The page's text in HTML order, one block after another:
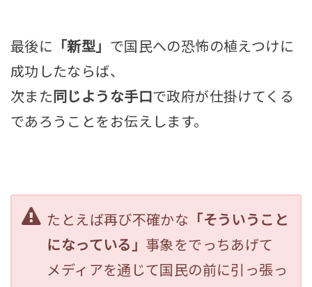
最後に 「新型」 で国民への恐怖の植えつけに
成功したならば、
次また 同じような手口 で政府が仕掛けてくる
であろうことをお伝えします。
たとえば再び不確かな 「そういうこと
になっている」 事象をでっちあげて
メディアを通じて国民の前に引っ張っ